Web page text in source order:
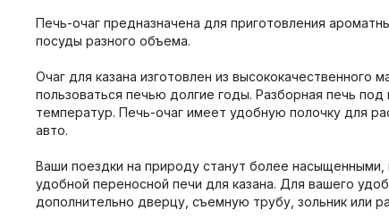
Печь-очаг предназначена для приготовления
посуды разного объема.
Очаг для казана изготовлен из
пользоваться печью долгие годы. Разборная печь
температур. Печь-очаг имеет удобную полочку для
авто.
Ваши поездки на природу станут более
удобной переносной печи для казана. Для вашего
дополнительно дверцу, съемную трубу, зольник или